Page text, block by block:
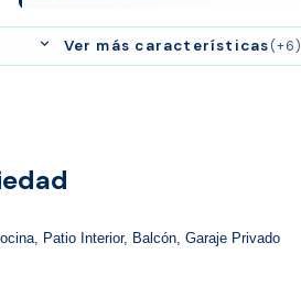
expand_more Ver más características(+6)
Patio Interior, Balcón, Garaje Privado